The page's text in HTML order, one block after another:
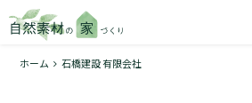
ホーム 石橋建設 有限会社